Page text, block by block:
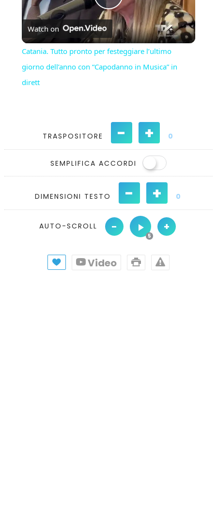
Play
Video
Watch on
Catania. Tutto pronto per festeggiare l’ultimo
giorno dell’anno con “Capodanno in Musica” in
dirett
TRASPOSITORE - + 0
SEMPLIFICA ACCORDI
DIMENSIONI TESTO - + 0
AUTO-SCROLL - +
Video